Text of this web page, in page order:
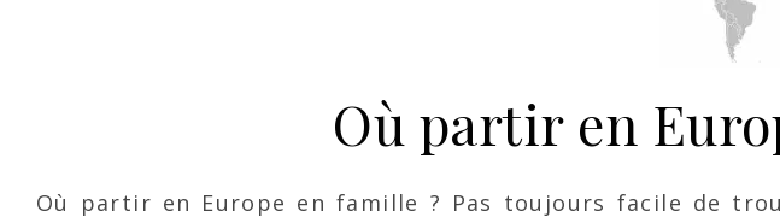
Où partir en
Où partir en Europe en famille ? Pas toujours facile de